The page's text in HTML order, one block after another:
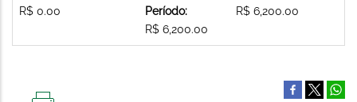
R$ 0.00
Período:
R$ 6,200.00
R$ 6,200.00